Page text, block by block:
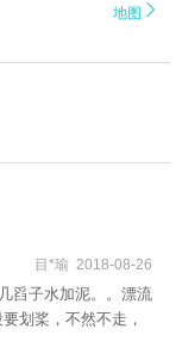
地图 
目*瑜 2018-08-26
舀子水加泥。。漂流
划桨，不然不走，